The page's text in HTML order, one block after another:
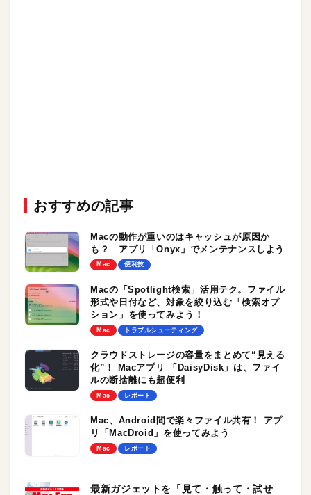
おすすめの記事
Macの動作が重いのはキャッシュが原因か
も？ アプリ「Onyx」でメンテナンスしよう
Mac 便利技
Macの「Spotlight検索」活用テク。ファイル
形式や日付など、対象を絞り込む「検索オプ
ション」を使ってみよう！
Mac トラブルシューティング
クラウドストレージの容量をまとめて“見える
化”！ Macアプリ 「DaisyDisk」は、ファイ
ルの断捨離にも超便利
Mac レポート
Mac、Android間で楽々ファイル共有！ アプ
リ「MacDroid」を使ってみよう
Mac レポート
最新ガジェットを「見て・触って・試せ